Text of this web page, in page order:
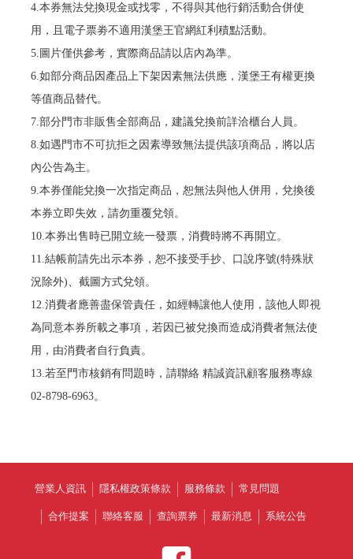
4.本券無法兌換現金或找零，不得與其他行銷活動合併使
用，且電子票劵不適用漢堡王官網紅利積點活動。
5.圖片僅供參考，實際商品請以店內為準。
6.如部分商品因產品上下架因素無法供應，漢堡王有權更換
等值商品替代。
7.部分門市非販售全部商品，建議兌換前詳洽櫃台人員。
8.如遇門市不可抗拒之因素導致無法提供該項商品，將以店
內公告為主。
9.本券僅能兌換一次指定商品，恕無法與他人併用，兌換後
本券立即失效，請勿重覆兌領。
10.本券出售時已開立統一發票，消費時將不再開立。
11.結帳前請先出示本券，恕不接受手抄、口說序號(特殊狀
況除外)、截圖方式兌領。
12.消費者應善盡保管責任，如經轉讓他人使用，該他人即視
為同意本券所載之事項，若因已被兌換而造成消費者無法使
用，由消費者自行負責。
13.若至門市核銷有問題時，請聯絡 精誠資訊顧客服務專線
02-8798-6963。
營業人資訊 隱私權政策條款 服務條款 常見問題
合作提案 聯絡客服 查詢票券 最新消息 系統公告